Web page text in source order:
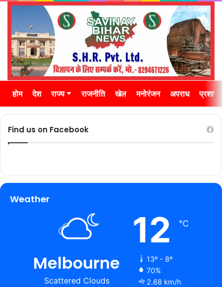
होम देश राज्य राजनीति खेल मनोरंजन अपराध
Find us on Facebook
Weather
Melbourne
Scattered Clouds
12 ℃
13º - 8º
70%
2.68 km/h